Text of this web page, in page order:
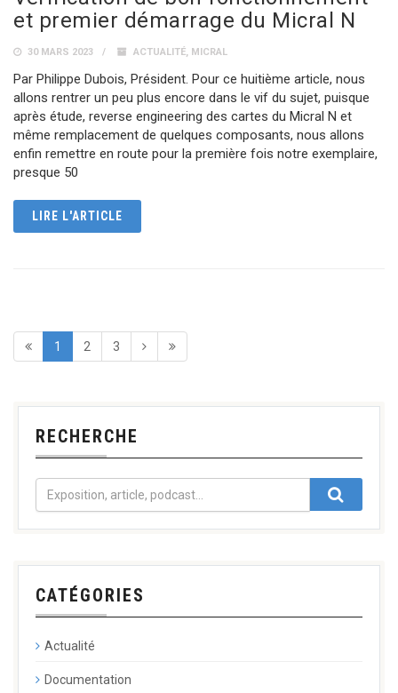
et premier démarrage du Micral N
30 MARS 2023 ACTUALITÉ, MICRAL
Par Philippe Dubois, Président. Pour ce huitième article, nous
allons rentrer un peu plus encore dans le vif du sujet, puisque
après étude, reverse engineering des cartes du Micral N et
même remplacement de quelques composants, nous allons
enfin remettre en route pour la première fois notre exemplaire,
presque 50
LIRE L'ARTICLE
1 2 3
RECHERCHE
CATÉGORIES
Actualité
Documentation